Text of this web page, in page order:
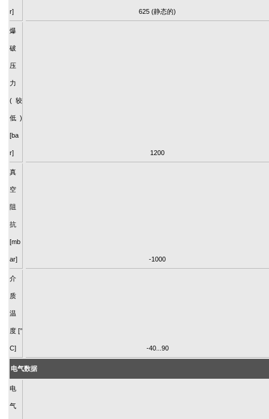
r] 625 (静态的)
爆
破
压
力
(较
低)
[ba
r] 1200
真
空
阻
抗
[mb
ar] -1000
介
质
温
度 [°
C] -40...90
电气数据
电
气